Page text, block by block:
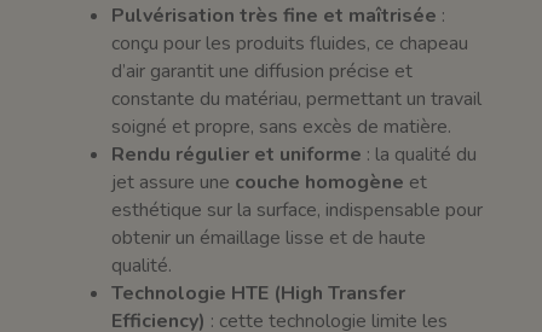
Pulvérisation très fine et maîtrisée :
conçu pour les produits fluides, ce chapeau
d’air garantit une diffusion précise et
constante du matériau, permettant un travail
soigné et propre, sans excès de matière.
Rendu régulier et uniforme : la qualité du
jet assure une couche homogène et
esthétique sur la surface, indispensable pour
obtenir un émaillage lisse et de haute
qualité.
Technologie HTE (High Transfer
Efficiency) : cette technologie limite les